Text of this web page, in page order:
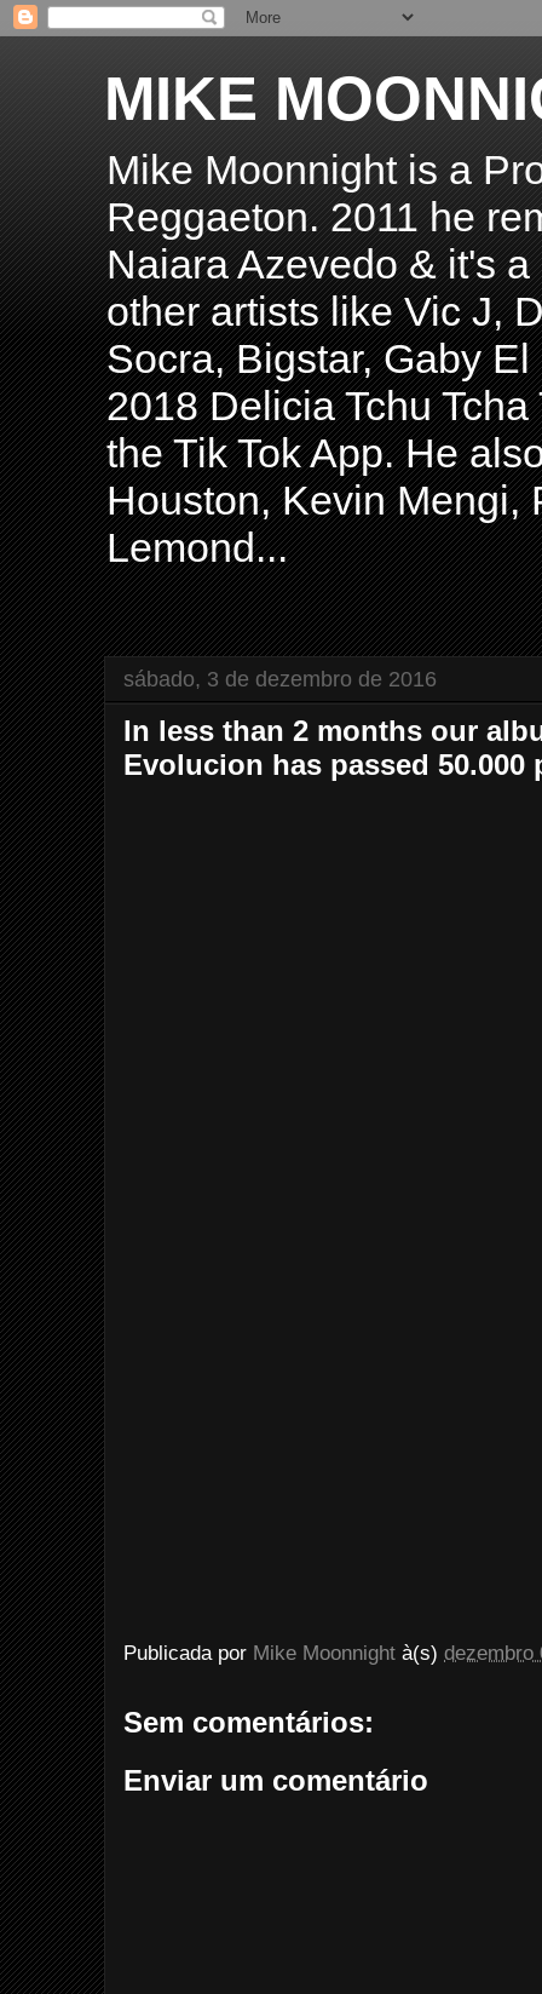
MIKE
Mike Moonnight is a
Reggaeton. 2011 he
Naiara Azevedo & it's
other artists like Vic J,
Socra, Bigstar, Gaby
2018 Delicia Tchu
the Tik Tok App. He
Houston, Kevin Mengi,
Lemond...
sábado, 3 de dezembro de 2016
In less than 2 months our
Evolucion has passed
Publicada por Mike Moonnight à(s) dezembro
Sem comentários:
Enviar um comentário